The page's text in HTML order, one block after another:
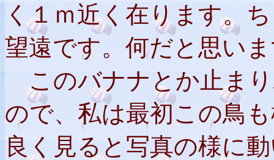
く１ｍ近く在ります。
望遠です。何だと思い
このバナナとか止まり
ので、私は最初この鳥
良く見ると写真の様に